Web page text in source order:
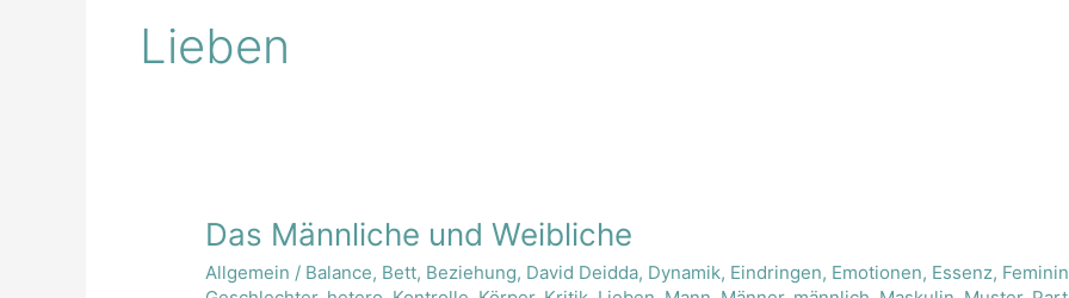
Lieben
Das Männliche und Weibliche
Allgemein / Balance, Bett, Beziehung, David Deidda, Dynamik, Eindringen, Emotionen, Essenz, Feminin
Das
und